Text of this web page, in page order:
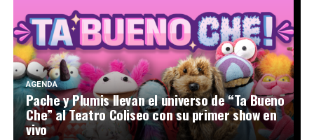
AGENDA
Pache y Plumis llevan el universo de “Ta Bueno
Che” al Teatro Coliseo con su primer show en
vivo